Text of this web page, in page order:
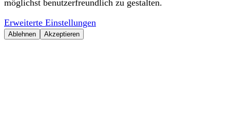
möglichst benutzerfreundlich zu gestalten.
Erweiterte Einstellungen
Ablehnen Akzeptieren